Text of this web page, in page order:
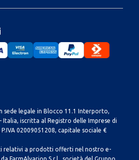
sede legale in Blocco 11.1 Interporto,
Italia, iscritta al Registro delle Imprese di
02009051208, capitale sociale €
relativi a prodotti offerti nel nostro e-